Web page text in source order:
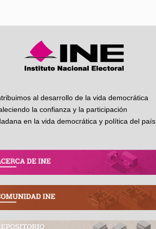
al desarrollo de la vida democrática
la confianza y la participación
en la vida democrática y política del país.